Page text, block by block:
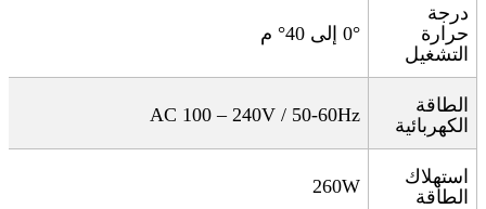
درجة
حرارة
التشغيل
0° إلى 40° م
الطاقة
الكهربائية
AC 100 – 240V / 50-60Hz
استهلاك
الطاقة
260W